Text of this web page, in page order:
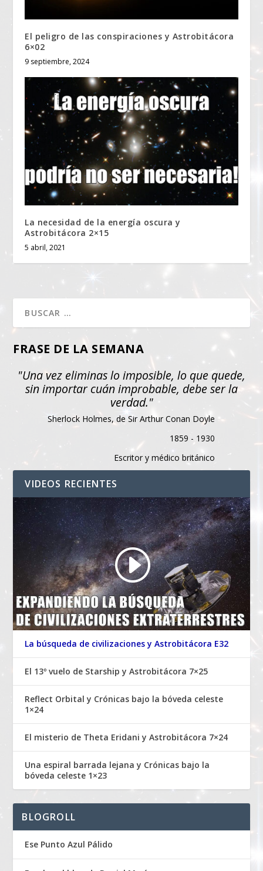
El peligro de las conspiraciones y Astrobitácora
6×02
9 septiembre, 2024
La necesidad de la energía oscura y
Astrobitácora 2×15
5 abril, 2021
FRASE DE LA SEMANA
"Una vez eliminas lo imposible, lo que quede,
sin importar cuán improbable, debe ser la
verdad."
Sherlock Holmes, de Sir Arthur Conan Doyle
1859 - 1930
Escritor y médico británico
VIDEOS RECIENTES
La búsqueda de civilizaciones y Astrobitácora E32
El 13º vuelo de Starship y Astrobitácora 7×25
Reflect Orbital y Crónicas bajo la bóveda celeste
1×24
El misterio de Theta Eridani y Astrobitácora 7×24
Una espiral barrada lejana y Crónicas bajo la
bóveda celeste 1×23
BLOGROLL
Ese Punto Azul Pálido